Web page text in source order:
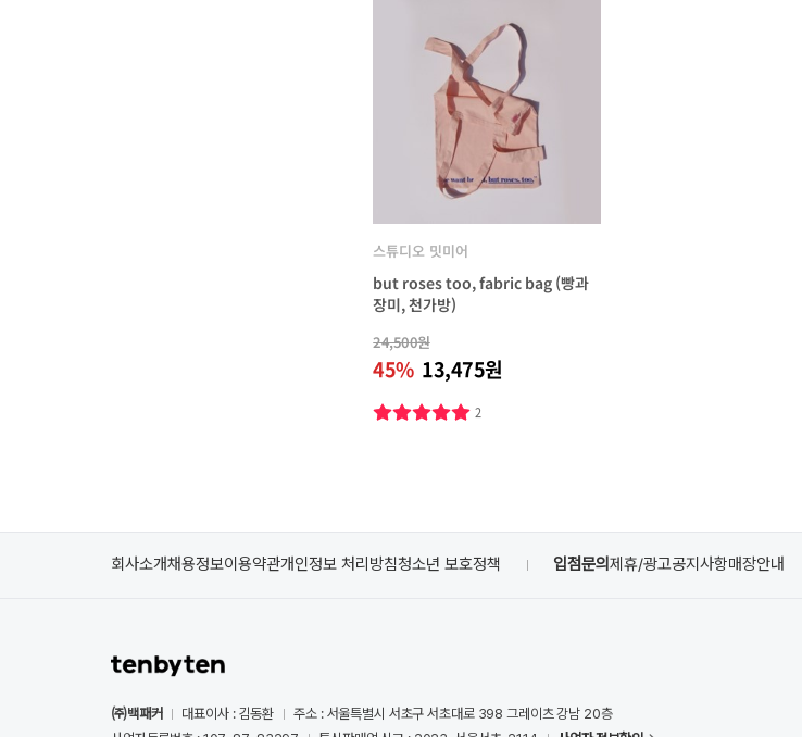
스튜디오 밋미어
but roses too, fabric bag (빵과
장미, 천가방)
24,500원
45% 13,475원
2
회사소개채용정보이용약관개인정보 처리방침청소년 보호정책 입점문의제휴/광고공지사항매장안내
㈜백패커 대표이사 : 김동환
주소 : 서울특별시 서초구 서초대로 398 그레이츠 강남 20층